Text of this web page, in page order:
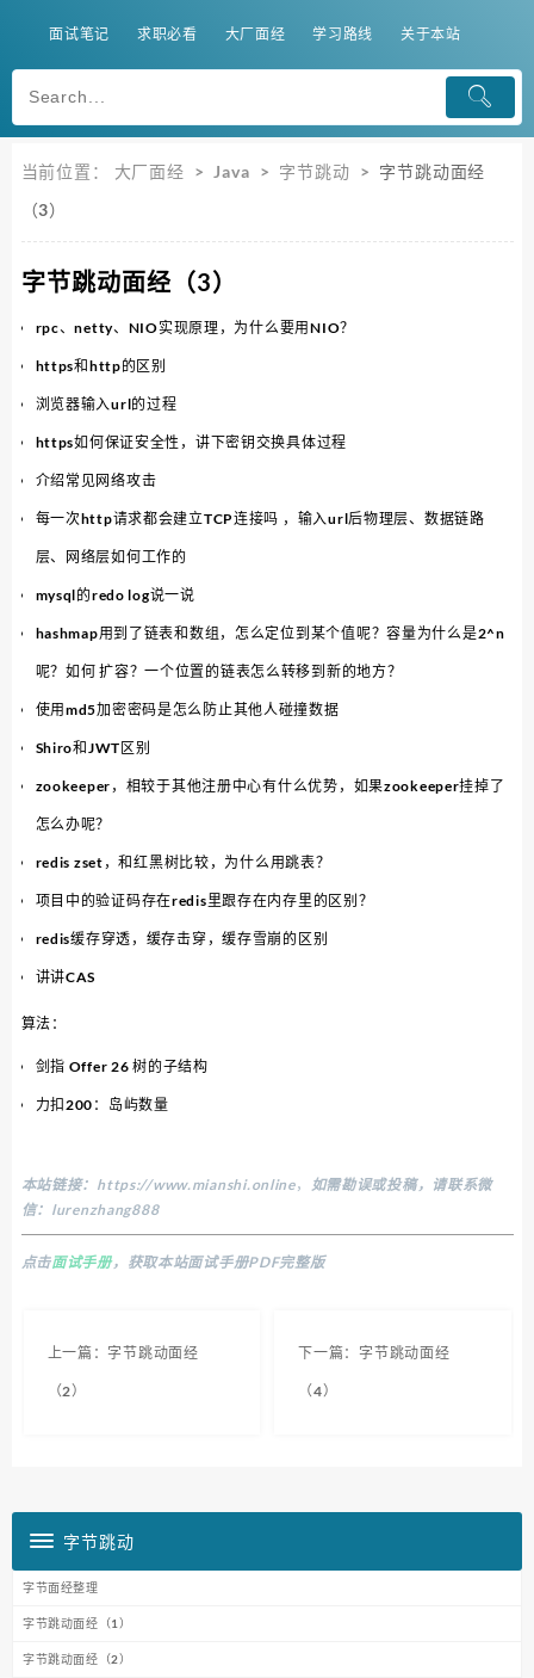
面试笔记 求职必看 大厂面经 学习路线 关于本站
当前位置： 大厂面经 > Java > 字节跳动 > 字节跳动面经
（3）
字节跳动面经（3）
rpc、netty、NIO实现原理，为什么要用NIO？
https和http的区别
浏览器输入url的过程
https如何保证安全性，讲下密钥交换具体过程
介绍常见网络攻击
每一次http请求都会建立TCP连接吗 ，输入url后物理层、数据链路
层、网络层如何工作的
mysql的redo log说一说
hashmap用到了链表和数组，怎么定位到某个值呢？容量为什么是2^n
呢？如何 扩容？一个位置的链表怎么转移到新的地方？
使用md5加密密码是怎么防止其他人碰撞数据
Shiro和JWT区别
zookeeper，相较于其他注册中心有什么优势，如果zookeeper挂掉了
怎么办呢？
redis zset，和红黑树比较，为什么用跳表？
项目中的验证码存在redis里跟存在内存里的区别？
redis缓存穿透，缓存击穿，缓存雪崩的区别
讲讲CAS
算法：
剑指 Offer 26 树的子结构
力扣200：岛屿数量
本站链接： https://www.mianshi.online，
如需勘误或投稿，请联系微
信：lurenzhang888
点击面试手册，获取本站面试手册PDF完整版
上一篇：字节跳动面经
（2）
下一篇：字节跳动面经
（4）
字节跳动
字节面经整理
字节跳动面经（1）
字节跳动面经（2）